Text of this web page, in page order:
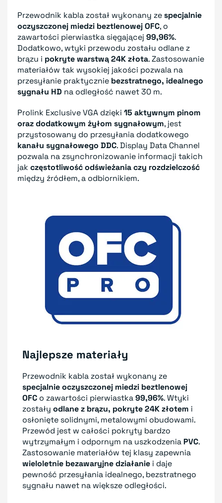
Przewodnik kabla został wykonany zespecjalnie
oczyszczonej miedzi beztlenowej OFC, o
zawartości pierwiastka sięgającej 99,96%.
Dodatkowo, wtyki przewodu zostału odlane z
brązu i pokryte warstwą 24K złota. Zastosowanie
materiałów tak wysokiej jakości pozwala na
przesyłanie praktycznie bezstratnego, idealnego
sygnału HD na odległość nawet 30 m.
Prolink Exclusive VGA dzięki 15 aktywnym pinom
oraz dodatkowym żyłom sygnałowym, jest
przystosowany do przesyłania dodatkowego
kanału sygnałowego DDC. Display Data Channel
pozwala na zsynchronizowanie informacji takich
jak częstotliwość odświeżania czy rozdzielczość
między źródłem, a odbiornikiem.
Najlepsze materiały
Przewodnik kabla został wykonany ze
specjalnie oczyszczonej miedzi beztlenowej
OFC o zawartości pierwiastka99,96%. Wtyki
zostały odlane z brązu, pokryte 24K złotem i
osłonięte solidnymi, metalowymi obudowami.
Przewód jest w całości pokryty bardzo
wytrzymałym i odpornym na uszkodzenia PVC.
Zastosowanie materiałów tej klasy zapewnia
wieloletnie bezawaryjne działanie i daje
pewność przesyłania idealnego, bezstratnego
sygnału nawet na większe odległości.